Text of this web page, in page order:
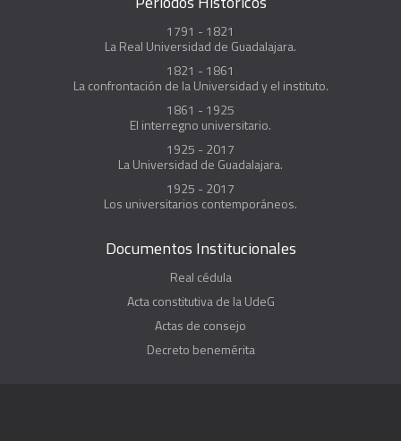
1791 - 1821
La Real Universidad de Guadalajara.
1821 - 1861
La confrontación de la Universidad y el instituto.
1861 - 1925
El interregno universitario.
1925 - 2017
La Universidad de Guadalajara.
1925 - 2017
Los universitarios contemporáneos.
Documentos Institucionales
Real cédula
Acta constitutiva de la UdeG
Actas de consejo
Decreto benemérita